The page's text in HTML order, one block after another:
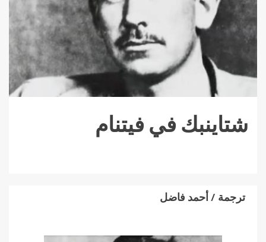
شتاينبك في فيتنام
ترجمة / أحمد فاضل